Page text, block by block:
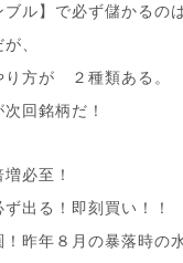
ブル】で必ず儲かるのは
、
り方が ２種類ある。
回銘柄だ！
必至！
出る！即刻買い！！
昨年８月の暴落時の